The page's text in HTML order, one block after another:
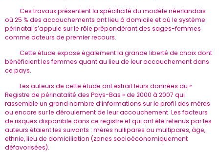
Ces travaux présentent la spécificité du modèle néerlandais
où 25 % des accouchements ont lieu à domicile et où le système
périnatal s’appuie sur le rôle prépondérant des sages-femmes
comme acteurs de premier recours.
Cette étude expose également la grande liberté de choix dont
bénéficient les femmes quant au lieu de leur accouchement dans
ce pays.
Les auteurs de cette étude ont extrait leurs données du «
Registre de périnatalité des Pays-Bas » de 2000 à 2007 qui
rassemble un grand nombre d’informations sur le profil des mères
ou encore sur le déroulement de leur accouchement. Les facteurs
de risques disponible dans ce registre et qui ont été retenus par les
auteurs étaient les suivants : mères nullipares ou multipares, âge,
ethnie, lieu de domiciliation (zones socioéconomiquement
défavorisées).